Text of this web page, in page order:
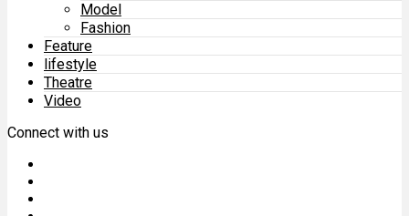
Model
Fashion
Feature
lifestyle
Theatre
Video
Connect with us